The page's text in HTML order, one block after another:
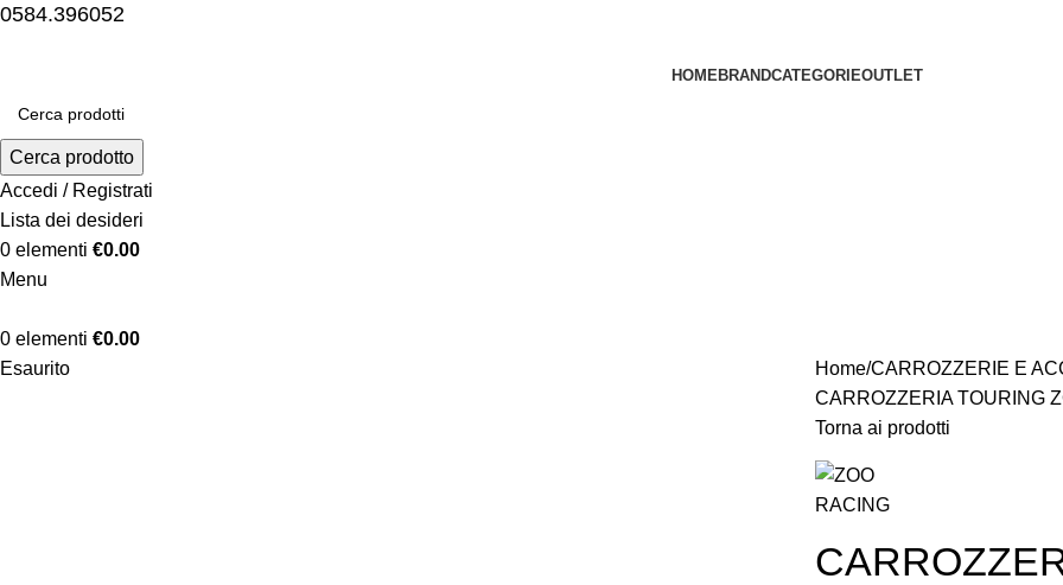
0584.396052
HOMEBRANDCATEGORIEOUTLET
Cerca prodotto
Accedi / Registrati
Lista dei desideri
0 elementi €0.00
Menu
0 elementi €0.00
Esaurito
Home CARROZZERIE E
CARROZZERIA TOURING
Torna ai prodotti